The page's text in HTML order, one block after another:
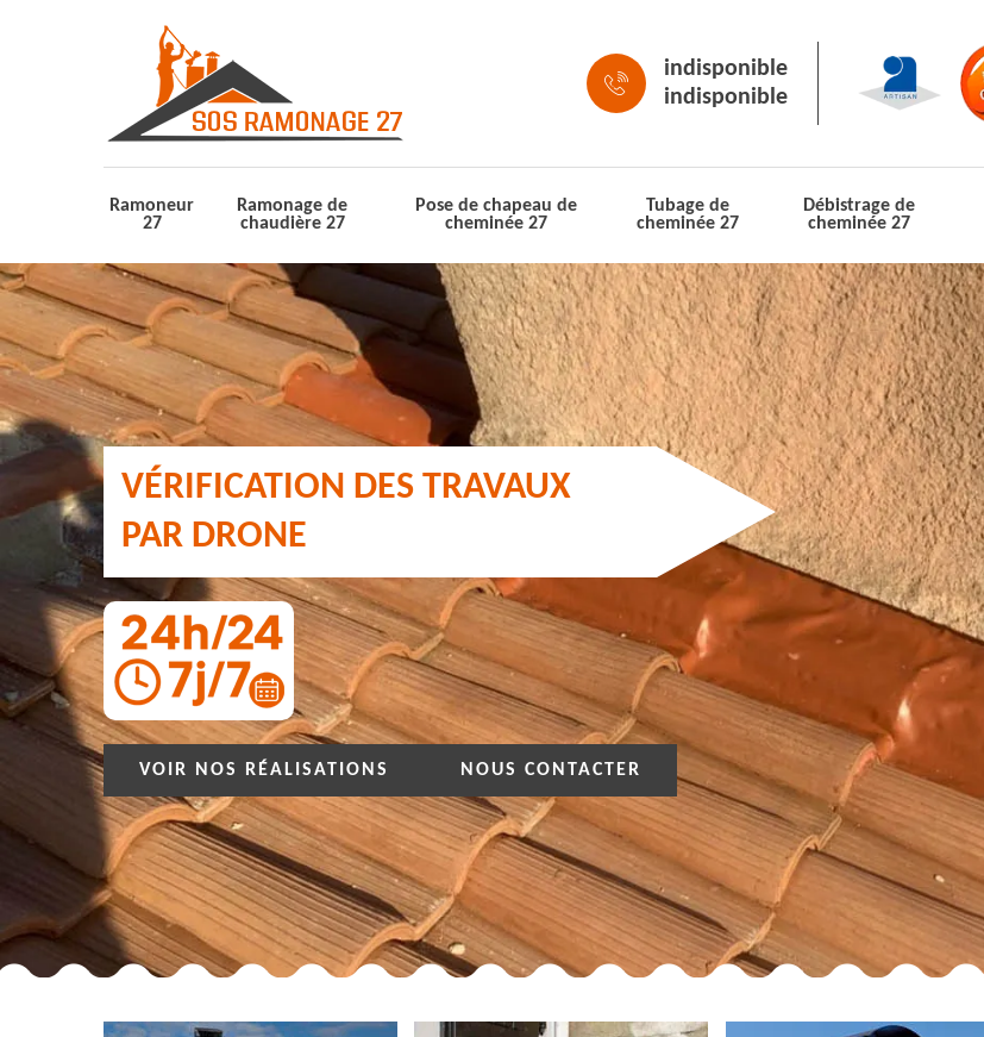
indisponible
indisponible
Ramoneur
27
Ramonage de
chaudière 27
Pose de chapeau de
cheminée 27
Tubage de
cheminée 27
Débistrage de
cheminée 27
VÉRIFICATION DES TRAVAUX
PAR DRONE
VOIR NOS RÉALISATIONS NOUS CONTACTER